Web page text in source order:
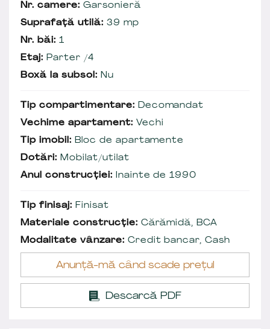
Nr. camere: Garsonieră
Suprafață utilă: 39 mp
Nr. băi: 1
Etaj: Parter /4
Boxă la subsol: Nu
Tip compartimentare: Decomandat
Vechime apartament: Vechi
Tip imobil: Bloc de apartamente
Dotări: Mobilat/utilat
Anul construcției: Inainte de 1990
Tip finisaj: Finisat
Materiale construcție: Cărămidă, BCA
Modalitate vânzare: Credit bancar, Cash
Anunță-mă când scade prețul
Descarcă PDF